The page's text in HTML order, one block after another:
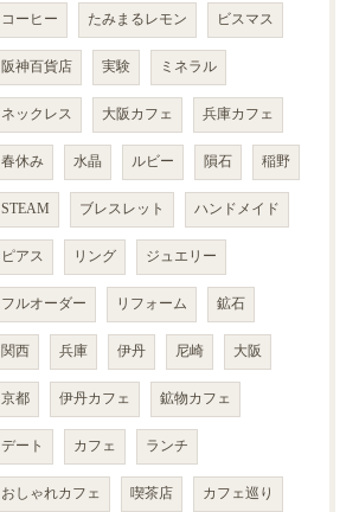
コーヒー たみまるレモン ビスマス
阪神百貨店 実験 ミネラル
ネックレス 大阪カフェ 兵庫カフェ
春休み 水晶 ルビー 隕石 稲野
STEAM ブレスレット ハンドメイド
ピアス リング ジュエリー
フルオーダー リフォーム 鉱石
関西 兵庫 伊丹 尼崎 大阪
京都 伊丹カフェ 鉱物カフェ
デート カフェ ランチ
おしゃれカフェ 喫茶店 カフェ巡り